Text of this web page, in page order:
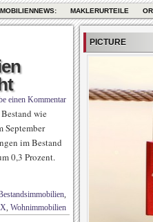
MAKLERURTEILE
einen Kommentar
wie
September
im Bestand
0,3 Prozent.
,
, Wohnimmobilien
PICTURE